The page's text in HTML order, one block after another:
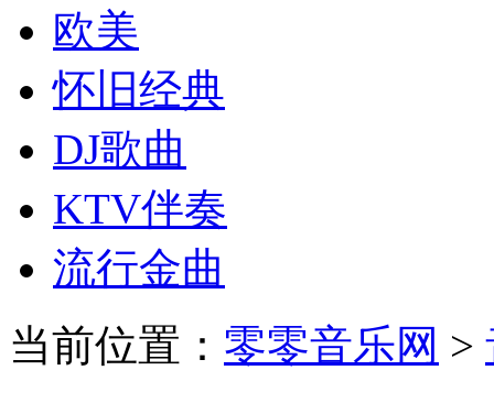
欧美
怀旧经典
DJ歌曲
KTV伴奏
流行金曲
当前位置： 零零音乐网 >